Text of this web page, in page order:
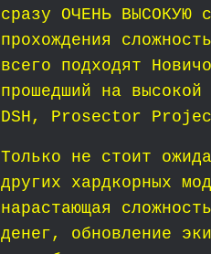
сразу ОЧЕНЬ ВЫСОКУЮ
прохождения
всего подходят
прошедший на
DSH, Prosector
Только не стоит
других хардкорных
нарастающая
денег, обновление